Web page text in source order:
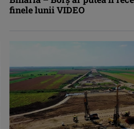
finele lunii VIDEO